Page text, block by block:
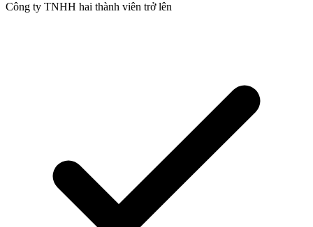
Công ty TNHH hai thành viên trở lên